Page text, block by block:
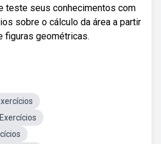
teste seus conhecimentos com
sobre o cálculo da área a partir
figuras geométricas.